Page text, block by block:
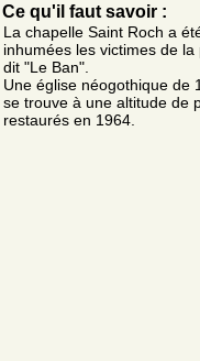
Ce qu'il faut savoir :
La chapelle Saint Roch a
inhumées les victimes de
dit "Le Ban".
Une église néogothique de
se trouve à une altitude de
restaurés en 1964.